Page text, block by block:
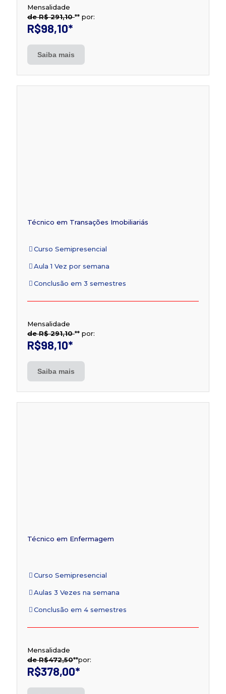
Mensalidade
de R$ 291,10** por:
R$98,10*
Saiba mais
Técnico em Transações Imobiliariás
Curso Semipresencial
Aula 1 Vez por semana
Conclusão em 3 semestres
Mensalidade
de R$ 291,10** por:
R$98,10*
Saiba mais
Técnico em Enfermagem
Curso Semipresencial
Aulas 3 Vezes na semana
Conclusão em 4 semestres
Mensalidade
de R$472,50**por:
R$378,00*